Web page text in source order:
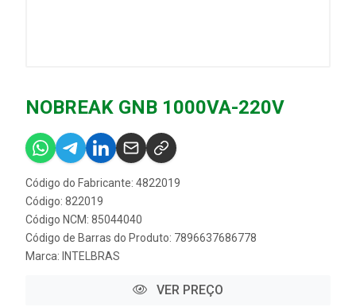
NOBREAK GNB 1000VA-220V
Código do Fabricante: 4822019
Código: 822019
Código NCM: 85044040
Código de Barras do Produto: 7896637686778
Marca: INTELBRAS
VER PREÇO